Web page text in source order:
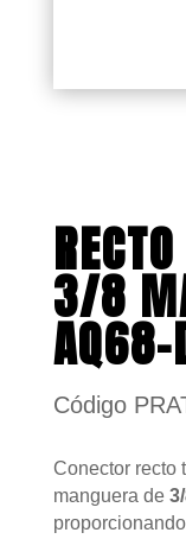
3/8
AQ68-
Código
Conector recto
manguera de